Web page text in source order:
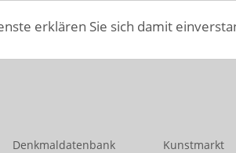
erklären Sie sich damit
Denkmaldatenbank Kunstmarkt